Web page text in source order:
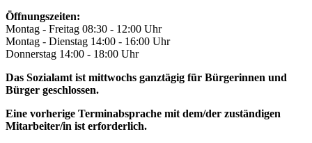
Öffnungszeiten:
Montag - Freitag 08:30 - 12:00 Uhr
Montag - Dienstag 14:00 - 16:00 Uhr
Donnerstag 14:00 - 18:00 Uhr
Das Sozialamt ist mittwochs ganztägig für Bürgerinnen und
Bürger geschlossen.
Eine vorherige Terminabsprache mit dem/der zuständigen
Mitarbeiter/in ist erforderlich.